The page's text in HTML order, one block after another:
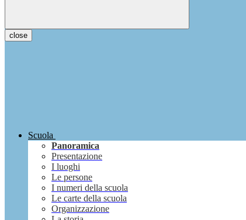
close
Scuola
Panoramica
Presentazione
I luoghi
Le persone
I numeri della scuola
Le carte della scuola
Organizzazione